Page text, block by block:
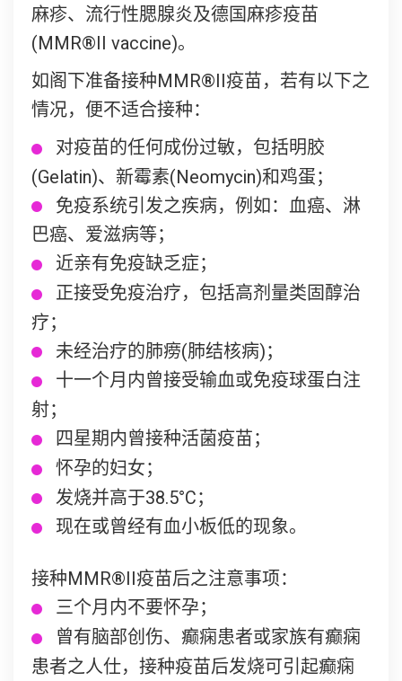
麻疹、流行性腮腺炎及德国麻疹疫苗
(MMR®II vaccine)。
如阁下准备接种MMR®II疫苗，若有以下之
情况，便不适合接种：
对疫苗的任何成份过敏，包括明胶
(Gelatin)、新霉素(Neomycin)和鸡蛋；
免疫系统引发之疾病，例如：血癌、淋
巴癌、爱滋病等；
近亲有免疫缺乏症；
正接受免疫治疗，包括高剂量类固醇治
疗；
未经治疗的肺痨(肺结核病)；
十一个月内曾接受输血或免疫球蛋白注
射；
四星期内曾接种活菌疫苗；
怀孕的妇女；
发烧并高于38.5°C；
现在或曾经有血小板低的现象。
接种MMR®II疫苗后之注意事项：
三个月内不要怀孕；
曾有脑部创伤、癫痫患者或家族有癫痫
患者之人仕，接种疫苗后发烧可引起癫痫